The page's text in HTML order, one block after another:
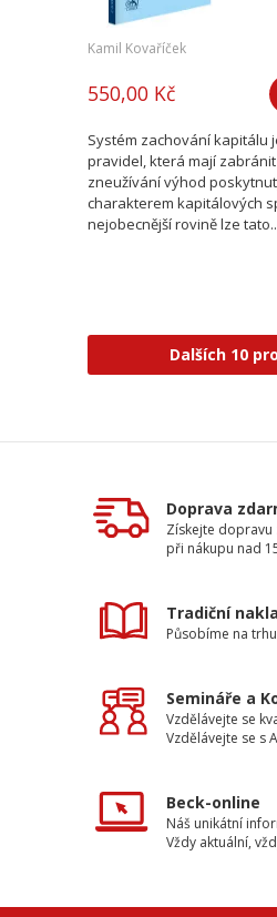
Kamil Kovaříček
550,00 Kč
Systém zachování kapitálu
pravidel, která mají
zneužívání výhod
charakterem kapitálových
nejobecnější rovině lze
Dalších 10
Doprava
Získejte dopravu
při nákupu nad
Tradiční
Působíme na
Semináře a
Vzdělávejte se
Vzdělávejte se s
Beck-online
Náš unikátní
Vždy aktuální,